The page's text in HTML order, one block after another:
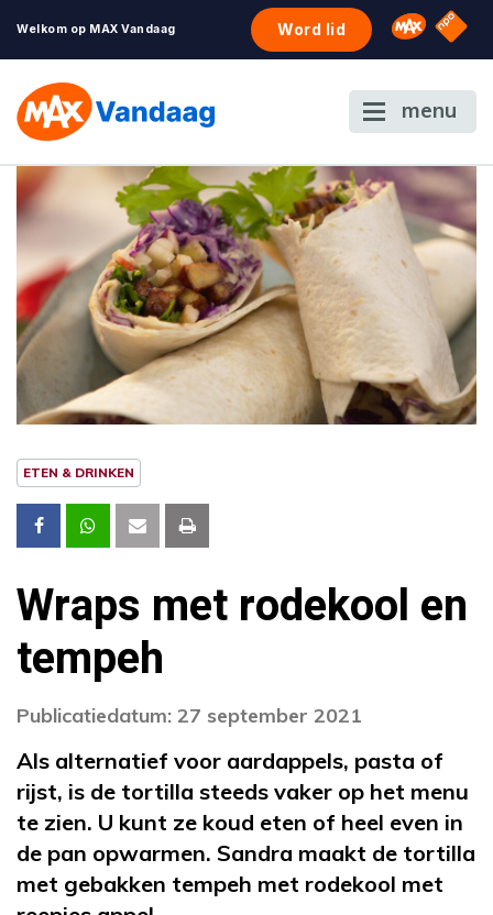
Welkom op MAX Vandaag Word lid Omroep
NPO
menu
ETEN & DRINKEN
Wraps met rodekool en
tempeh
Publicatiedatum: 27 september 2021
Als alternatief voor aardappels, pasta of
rijst, is de tortilla steeds vaker op het menu
te zien. U kunt ze koud eten of heel even in
de pan opwarmen. Sandra maakt de tortilla
met gebakken tempeh met rodekool met